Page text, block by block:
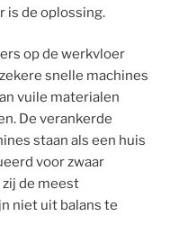
is de oplossing.
op de werkvloer
snelle machines
vuile materialen
De verankerde
staan als een huis
voor zwaar
de meest
niet uit balans te